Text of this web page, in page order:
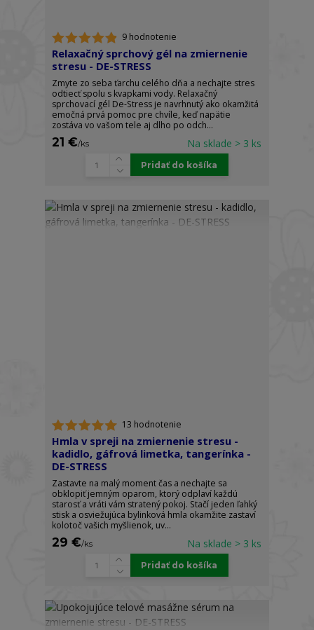
9 hodnotenie
Relaxačný sprchový gél na zmiernenie
stresu - DE-STRESS
Zmyte zo seba ťarchu celého dňa a nechajte stres
odtiecť spolu s kvapkami vody. Relaxačný
sprchovací gél De-Stress je navrhnutý ako okamžitá
emočná prvá pomoc pre chvíle, keď napätie
zostáva vo vašom tele aj dlho po odch...
21 €/ks Na sklade > 3 ks
Pridať do košíka
13 hodnotenie
Hmla v spreji na zmiernenie stresu -
kadidlo, gáfrová limetka, tangerínka -
DE-STRESS
Zastavte na malý moment čas a nechajte sa
obklopiť jemným oparom, ktorý odplaví každú
starosť a vráti vám stratený pokoj. Stačí jeden ľahký
stisk a osviežujúca bylinková hmla okamžite zastaví
kolotoč vašich myšlienok, uv...
29 €/ks Na sklade > 3 ks
Pridať do košíka